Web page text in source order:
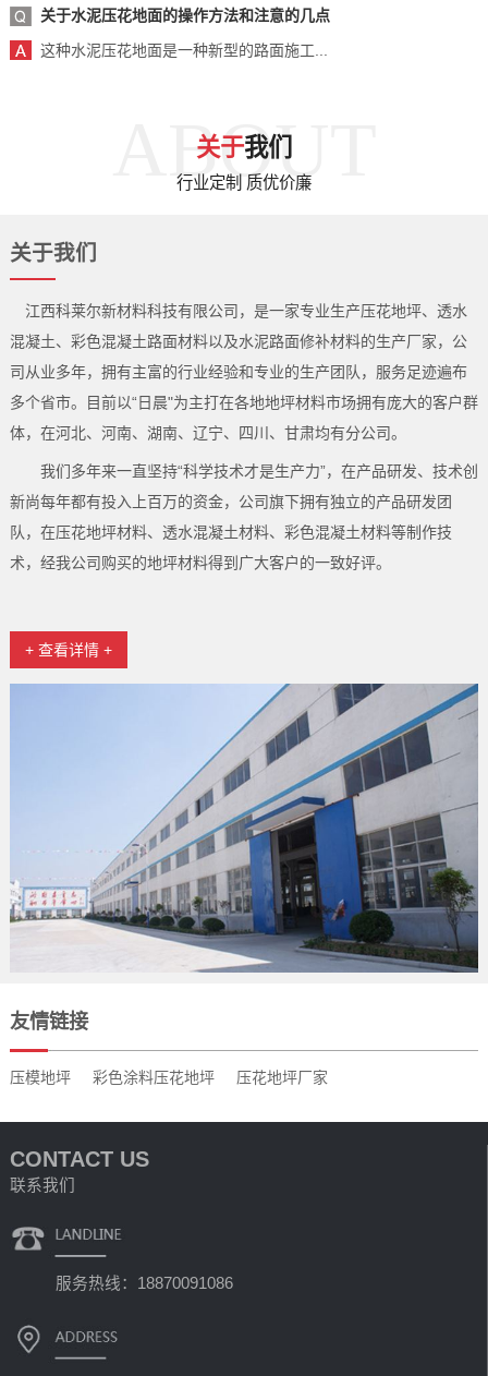
关于水泥压花地面的操作方法和注意的几点
这种水泥压花地面是一种新型的路面施工...
ABOUT
关于我们
行业定制 质优价廉
关于我们
江西科莱尔新材料科技有限公司，是一家专业生产压花地坪、透水
混凝土、彩色混凝土路面材料以及水泥路面修补材料的生产厂家，公
司从业多年，拥有主富的行业经验和专业的生产团队，服务足迹遍布
多个省市。目前以“日晨"为主打在各地地坪材料市场拥有庞大的客户群
体，在河北、河南、湖南、辽宁、四川、甘肃均有分公司。
我们多年来一直坚持“科学技术才是生产力”，在产品研发、技术创
新尚每年都有投入上百万的资金，公司旗下拥有独立的产品研发团
队，在压花地坪材料、透水混凝土材料、彩色混凝土材料等制作技
术，经我公司购买的地坪材料得到广大客户的一致好评。
+ 查看详情 +
友情链接
压模地坪 彩色涂料压花地坪 压花地坪厂家
CONTACT US
联系我们
服务热线：18870091086